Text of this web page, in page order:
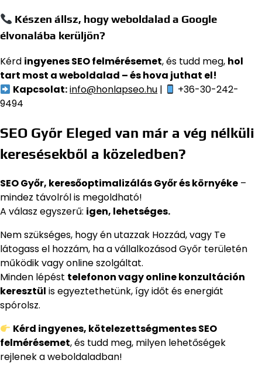
Készen állsz, hogy weboldalad a Google
élvonalába kerüljön?
Kérd ingyenes SEO felmérésemet, és tudd meg, hol
tart most a weboldalad – és hova juthat el!
Kapcsolat:info@honlapseo.hu |
+36-30-242-
9494
SEO Győr Eleged van már a vég nélküli
keresésekből a közeledben?
SEO Győr, keresőoptimalizálás Győr és környéke –
mindez távolról is megoldható!
A válasz egyszerű: igen, lehetséges.
Nem szükséges, hogy én utazzak Hozzád, vagy Te
látogass el hozzám, ha a vállalkozásod Győr területén
működik vagy online szolgáltat.
Minden lépést telefonon vagy online konzultáción
keresztül is egyeztethetünk, így időt és energiát
spórolsz.
Kérd ingyenes, kötelezettségmentes SEO
felmérésemet, és tudd meg, milyen lehetőségek
rejlenek a weboldaladban!